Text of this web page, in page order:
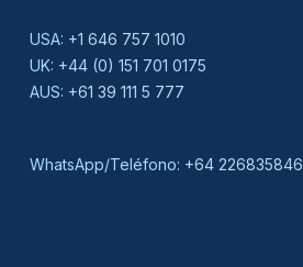
USA: +1 646 757 1010
UK: +44 (0) 151 701 0175
AUS: +61 39 111 5 777
WhatsApp/Teléfono: +64 226835846